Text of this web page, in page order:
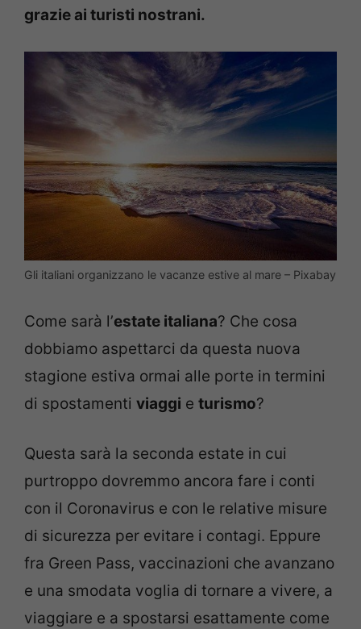
grazie ai turisti nostrani.
Gli italiani organizzano le vacanze estive al mare – Pixabay
Come sarà l’estate italiana? Che cosa
dobbiamo aspettarci da questa nuova
stagione estiva ormai alle porte in termini
di spostamenti viaggi e turismo?
Questa sarà la seconda estate in cui
purtroppo dovremmo ancora fare i conti
con il Coronavirus e con le relative misure
di sicurezza per evitare i contagi. Eppure
fra Green Pass, vaccinazioni che avanzano
e una smodata voglia di tornare a vivere, a
viaggiare e a spostarsi esattamente come